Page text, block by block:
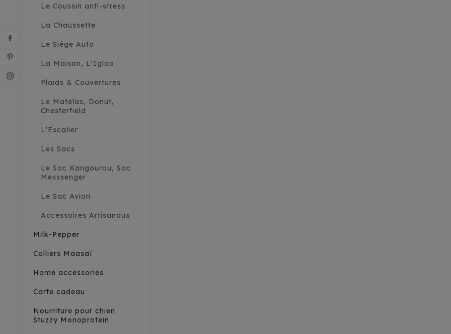
Le Coussin anti-stress
La Chaussette
Le Siège Auto
La Maison, L'Igloo
Plaids & Couvertures
Le Matelas, Donut,
Chesterfield
L'Escalier
Les Sacs
Le Sac Kangourou, Sac
Messsenger
Le Sac Avion
Accessoires Artisanaux
Milk-Pepper
Colliers Maasaï
Home accessories
Carte cadeau
Nourriture pour chien
Stuzzy Monoprotein